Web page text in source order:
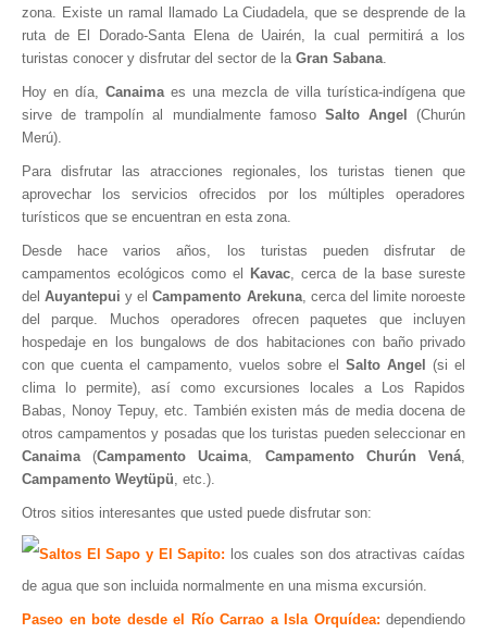
Museos y otros sitios de interés en Bolívar
Museos y otros sitios de interés en Falcón
Museos y otros sitios de interés en Sucre
Puerto La Cruz
Noticias turísticas
Gastronomía
Cocinando a mi manera
Servicios
Diseño de Websites
Hosting / Alojamiento para Websites
Publicidad
Tienda en línea
zona. Existe un ramal llamado La Ciudadela, que se desprende de la
ruta de El Dorado-Santa Elena de Uairén, la cual permitirá a los
turistas conocer y disfrutar del sector de la Gran Sabana
Hoy en día, Canaima es una mezcla de villa turística-indígena que
sirve de trampolín al mundialmente famoso Salto Angel
(Churún
Merú).
Para disfrutar las atracciones regionales, los turistas tienen que
aprovechar los servicios ofrecidos por los múltiples operadores
turísticos que se encuentran en esta zona.
Desde hace varios años, los turistas pueden disfrutar de
campamentos ecológicos como el
Kavac , cerca de la base sureste
delAuyantepui y elCampamento Arekuna, cerca del limite noroeste
del parque. Muchos operadores ofrecen paquetes que incluyen
hospedaje en los bungalows de dos habitaciones con baño privado
con que cuenta el campamento, vuelos sobre el Salto Angel
(si el
clima lo permite), así como excursiones locales a Los Rapidos
Babas, Nonoy Tepuy, etc. También existen más de media docena de
otros campamentos y posadas que los turistas pueden seleccionar en
Canaima (Campamento Ucaima Campamento Churún Vená
Campamento Weytüpü , etc.).
Otros sitios interesantes que usted puede disfrutar son:
Saltos El Sapo y El Sapito: los cuales son dos atractivas caídas
de agua que son incluida normalmente en una misma excursión.
Paseo en bote desde el Río Carrao a Isla Orquídea: dependiendo